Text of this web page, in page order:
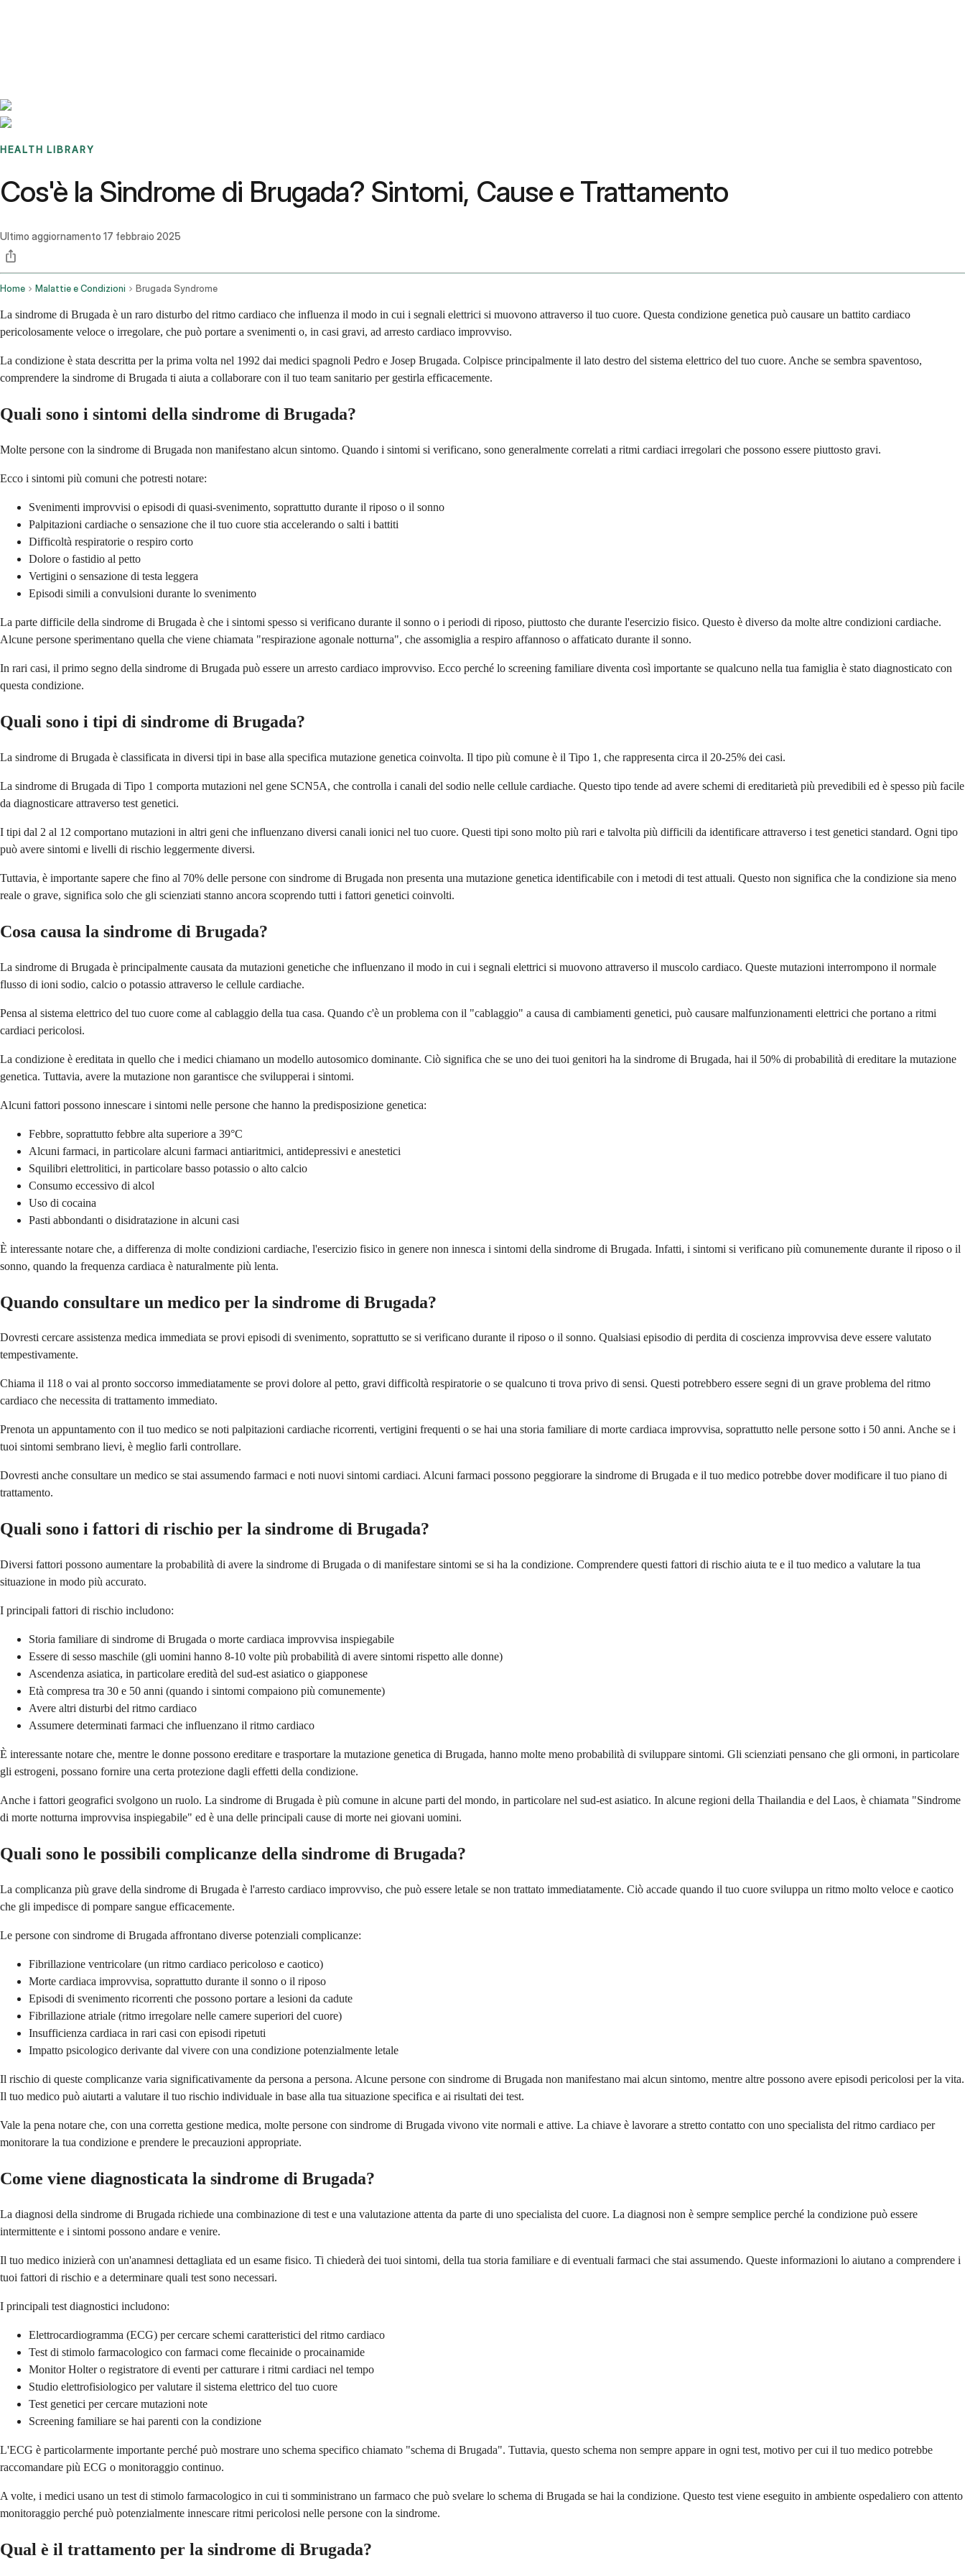
HEALTH LIBRARY
Cos'è la Sindrome di Brugada? Sintomi, Cause e Trattamento
Ultimo aggiornamento 17 febbraio 2025
Home Malattie e Condizioni Brugada Syndrome
La sindrome di Brugada è un raro disturbo del ritmo cardiaco che influenza il modo in cui i segnali elettrici si muovono attraverso il tuo cuore. Questa condizione genetica può causare un battito cardiaco
pericolosamente veloce o irregolare, che può portare a svenimenti o, in casi gravi, ad arresto cardiaco improvviso.
La condizione è stata descritta per la prima volta nel 1992 dai medici spagnoli Pedro e Josep Brugada. Colpisce principalmente il lato destro del sistema elettrico del tuo cuore. Anche se sembra spaventoso,
comprendere la sindrome di Brugada ti aiuta a collaborare con il tuo team sanitario per gestirla efficacemente.
Quali sono i sintomi della sindrome di Brugada?
Molte persone con la sindrome di Brugada non manifestano alcun sintomo. Quando i sintomi si verificano, sono generalmente correlati a ritmi cardiaci irregolari che possono essere piuttosto gravi.
Ecco i sintomi più comuni che potresti notare:
Svenimenti improvvisi o episodi di quasi-svenimento, soprattutto durante il riposo o il sonno
Palpitazioni cardiache o sensazione che il tuo cuore stia accelerando o salti i battiti
Difficoltà respiratorie o respiro corto
Dolore o fastidio al petto
Vertigini o sensazione di testa leggera
Episodi simili a convulsioni durante lo svenimento
La parte difficile della sindrome di Brugada è che i sintomi spesso si verificano durante il sonno o i periodi di riposo, piuttosto che durante l'esercizio fisico. Questo è diverso da molte altre condizioni cardiache.
Alcune persone sperimentano quella che viene chiamata "respirazione agonale notturna", che assomiglia a respiro affannoso o affaticato durante il sonno.
In rari casi, il primo segno della sindrome di Brugada può essere un arresto cardiaco improvviso. Ecco perché lo screening familiare diventa così importante se qualcuno nella tua famiglia è stato diagnosticato con
questa condizione.
Quali sono i tipi di sindrome di Brugada?
La sindrome di Brugada è classificata in diversi tipi in base alla specifica mutazione genetica coinvolta. Il tipo più comune è il Tipo 1, che rappresenta circa il 20-25% dei casi.
La sindrome di Brugada di Tipo 1 comporta mutazioni nel gene SCN5A, che controlla i canali del sodio nelle cellule cardiache. Questo tipo tende ad avere schemi di ereditarietà più prevedibili ed è spesso più facile
da diagnosticare attraverso test genetici.
I tipi dal 2 al 12 comportano mutazioni in altri geni che influenzano diversi canali ionici nel tuo cuore. Questi tipi sono molto più rari e talvolta più difficili da identificare attraverso i test genetici standard. Ogni tipo
può avere sintomi e livelli di rischio leggermente diversi.
Tuttavia, è importante sapere che fino al 70% delle persone con sindrome di Brugada non presenta una mutazione genetica identificabile con i metodi di test attuali. Questo non significa che la condizione sia meno
reale o grave, significa solo che gli scienziati stanno ancora scoprendo tutti i fattori genetici coinvolti.
Cosa causa la sindrome di Brugada?
La sindrome di Brugada è principalmente causata da mutazioni genetiche che influenzano il modo in cui i segnali elettrici si muovono attraverso il muscolo cardiaco. Queste mutazioni interrompono il normale
flusso di ioni sodio, calcio o potassio attraverso le cellule cardiache.
Pensa al sistema elettrico del tuo cuore come al cablaggio della tua casa. Quando c'è un problema con il "cablaggio" a causa di cambiamenti genetici, può causare malfunzionamenti elettrici che portano a ritmi
cardiaci pericolosi.
La condizione è ereditata in quello che i medici chiamano un modello autosomico dominante. Ciò significa che se uno dei tuoi genitori ha la sindrome di Brugada, hai il 50% di probabilità di ereditare la mutazione
genetica. Tuttavia, avere la mutazione non garantisce che svilupperai i sintomi.
Alcuni fattori possono innescare i sintomi nelle persone che hanno la predisposizione genetica:
Febbre, soprattutto febbre alta superiore a 39°C
Alcuni farmaci, in particolare alcuni farmaci antiaritmici, antidepressivi e anestetici
Squilibri elettrolitici, in particolare basso potassio o alto calcio
Consumo eccessivo di alcol
Uso di cocaina
Pasti abbondanti o disidratazione in alcuni casi
È interessante notare che, a differenza di molte condizioni cardiache, l'esercizio fisico in genere non innesca i sintomi della sindrome di Brugada. Infatti, i sintomi si verificano più comunemente durante il riposo o il
sonno, quando la frequenza cardiaca è naturalmente più lenta.
Quando consultare un medico per la sindrome di Brugada?
Dovresti cercare assistenza medica immediata se provi episodi di svenimento, soprattutto se si verificano durante il riposo o il sonno. Qualsiasi episodio di perdita di coscienza improvvisa deve essere valutato
tempestivamente.
Chiama il 118 o vai al pronto soccorso immediatamente se provi dolore al petto, gravi difficoltà respiratorie o se qualcuno ti trova privo di sensi. Questi potrebbero essere segni di un grave problema del ritmo
cardiaco che necessita di trattamento immediato.
Prenota un appuntamento con il tuo medico se noti palpitazioni cardiache ricorrenti, vertigini frequenti o se hai una storia familiare di morte cardiaca improvvisa, soprattutto nelle persone sotto i 50 anni. Anche se i
tuoi sintomi sembrano lievi, è meglio farli controllare.
Dovresti anche consultare un medico se stai assumendo farmaci e noti nuovi sintomi cardiaci. Alcuni farmaci possono peggiorare la sindrome di Brugada e il tuo medico potrebbe dover modificare il tuo piano di
trattamento.
Quali sono i fattori di rischio per la sindrome di Brugada?
Diversi fattori possono aumentare la probabilità di avere la sindrome di Brugada o di manifestare sintomi se si ha la condizione. Comprendere questi fattori di rischio aiuta te e il tuo medico a valutare la tua
situazione in modo più accurato.
I principali fattori di rischio includono:
Storia familiare di sindrome di Brugada o morte cardiaca improvvisa inspiegabile
Essere di sesso maschile (gli uomini hanno 8-10 volte più probabilità di avere sintomi rispetto alle donne)
Ascendenza asiatica, in particolare eredità del sud-est asiatico o giapponese
Età compresa tra 30 e 50 anni (quando i sintomi compaiono più comunemente)
Avere altri disturbi del ritmo cardiaco
Assumere determinati farmaci che influenzano il ritmo cardiaco
È interessante notare che, mentre le donne possono ereditare e trasportare la mutazione genetica di Brugada, hanno molte meno probabilità di sviluppare sintomi. Gli scienziati pensano che gli ormoni, in particolare
gli estrogeni, possano fornire una certa protezione dagli effetti della condizione.
Anche i fattori geografici svolgono un ruolo. La sindrome di Brugada è più comune in alcune parti del mondo, in particolare nel sud-est asiatico. In alcune regioni della Thailandia e del Laos, è chiamata "Sindrome
di morte notturna improvvisa inspiegabile" ed è una delle principali cause di morte nei giovani uomini.
Quali sono le possibili complicanze della sindrome di Brugada?
La complicanza più grave della sindrome di Brugada è l'arresto cardiaco improvviso, che può essere letale se non trattato immediatamente. Ciò accade quando il tuo cuore sviluppa un ritmo molto veloce e caotico
che gli impedisce di pompare sangue efficacemente.
Le persone con sindrome di Brugada affrontano diverse potenziali complicanze:
Fibrillazione ventricolare (un ritmo cardiaco pericoloso e caotico)
Morte cardiaca improvvisa, soprattutto durante il sonno o il riposo
Episodi di svenimento ricorrenti che possono portare a lesioni da cadute
Fibrillazione atriale (ritmo irregolare nelle camere superiori del cuore)
Insufficienza cardiaca in rari casi con episodi ripetuti
Impatto psicologico derivante dal vivere con una condizione potenzialmente letale
Il rischio di queste complicanze varia significativamente da persona a persona. Alcune persone con sindrome di Brugada non manifestano mai alcun sintomo, mentre altre possono avere episodi pericolosi per la vita.
Il tuo medico può aiutarti a valutare il tuo rischio individuale in base alla tua situazione specifica e ai risultati dei test.
Vale la pena notare che, con una corretta gestione medica, molte persone con sindrome di Brugada vivono vite normali e attive. La chiave è lavorare a stretto contatto con uno specialista del ritmo cardiaco per
monitorare la tua condizione e prendere le precauzioni appropriate.
Come viene diagnosticata la sindrome di Brugada?
La diagnosi della sindrome di Brugada richiede una combinazione di test e una valutazione attenta da parte di uno specialista del cuore. La diagnosi non è sempre semplice perché la condizione può essere
intermittente e i sintomi possono andare e venire.
Il tuo medico inizierà con un'anamnesi dettagliata ed un esame fisico. Ti chiederà dei tuoi sintomi, della tua storia familiare e di eventuali farmaci che stai assumendo. Queste informazioni lo aiutano a comprendere i
tuoi fattori di rischio e a determinare quali test sono necessari.
I principali test diagnostici includono:
Elettrocardiogramma (ECG) per cercare schemi caratteristici del ritmo cardiaco
Test di stimolo farmacologico con farmaci come flecainide o procainamide
Monitor Holter o registratore di eventi per catturare i ritmi cardiaci nel tempo
Studio elettrofisiologico per valutare il sistema elettrico del tuo cuore
Test genetici per cercare mutazioni note
Screening familiare se hai parenti con la condizione
L'ECG è particolarmente importante perché può mostrare uno schema specifico chiamato "schema di Brugada". Tuttavia, questo schema non sempre appare in ogni test, motivo per cui il tuo medico potrebbe
raccomandare più ECG o monitoraggio continuo.
A volte, i medici usano un test di stimolo farmacologico in cui ti somministrano un farmaco che può svelare lo schema di Brugada se hai la condizione. Questo test viene eseguito in ambiente ospedaliero con attento
monitoraggio perché può potenzialmente innescare ritmi pericolosi nelle persone con la sindrome.
Qual è il trattamento per la sindrome di Brugada?